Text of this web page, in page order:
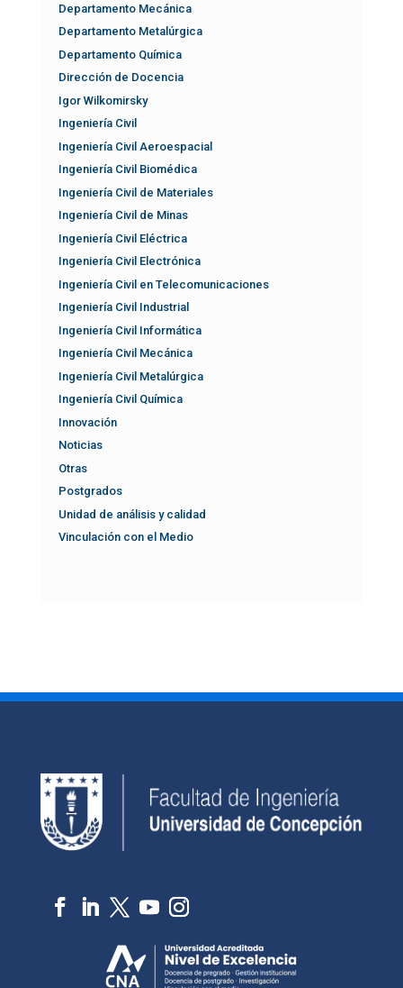
Departamento Mecánica
Departamento Metalúrgica
Departamento Química
Dirección de Docencia
Igor Wilkomirsky
Ingeniería Civil
Ingeniería Civil Aeroespacial
Ingeniería Civil Biomédica
Ingeniería Civil de Materiales
Ingeniería Civil de Minas
Ingeniería Civil Eléctrica
Ingeniería Civil Electrónica
Ingeniería Civil en Telecomunicaciones
Ingeniería Civil Industrial
Ingeniería Civil Informática
Ingeniería Civil Mecánica
Ingeniería Civil Metalúrgica
Ingeniería Civil Química
Innovación
Noticias
Otras
Postgrados
Unidad de análisis y calidad
Vinculación con el Medio